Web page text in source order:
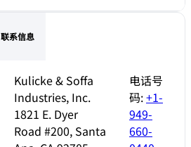
联系信息
Kulicke & Soffa
Industries, Inc.
1821 E. Dyer
Road #200, Santa
电话号
码:+1-
949-
660-